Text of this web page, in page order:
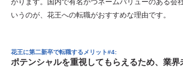
がります。国内で有名かつネームバリューのある会
いうのが、花王への転職がおすすめな理由です。
花王に第二新卒で転職するメリット#4:
ポテンシャルを重視してもらえるため、業界